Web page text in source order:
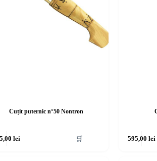
Cuțit puternic n°50 Nontron
lei 🛒 595,00 lei